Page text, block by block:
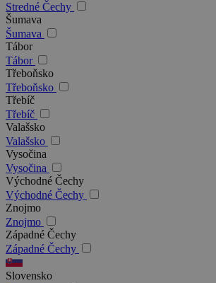
Stredné Čechy
Šumava
Šumava
Tábor
Tábor
Třeboňsko
Třeboňsko
Třebíč
Třebíč
Valašsko
Valašsko
Vysočina
Vysočina
Východné Čechy
Východné Čechy
Znojmo
Znojmo
Západné Čechy
Západné Čechy
Slovensko